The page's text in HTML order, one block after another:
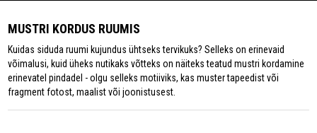
MUSTRI KORDUS RUUMIS
Kuidas siduda ruumi kujundus ühtseks tervikuks? Selleks on erinevaid
võimalusi, kuid üheks nutikaks võtteks on näiteks teatud mustri kordamine
erinevatel pindadel - olgu selleks motiiviks, kas muster tapeedist või
fragment fotost, maalist või joonistusest.